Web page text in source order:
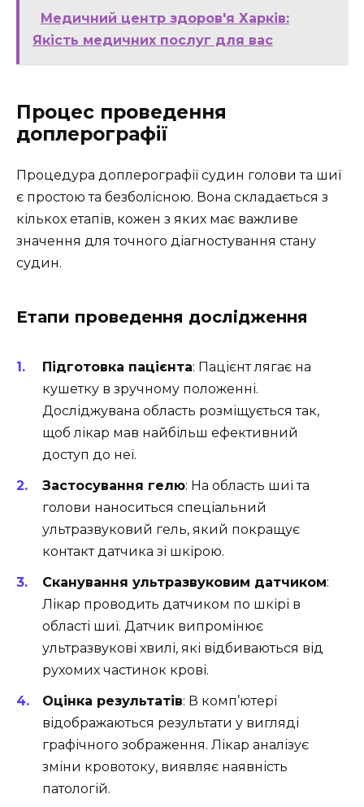
Медичний центр здоров'я Харків:
Якість медичних послуг для вас
Процес проведення
доплерографії
Процедура доплерографії судин голови та шиї
є простою та безболісною. Вона складається з
кількох етапів, кожен з яких має важливе
значення для точного діагностування стану
судин.
Етапи проведення дослідження
Підготовка пацієнта: Пацієнт лягає на
кушетку в зручному положенні.
Досліджувана область розміщується так,
щоб лікар мав найбільш ефективний
доступ до неї.
Застосування гелю: На область шиї та
голови наноситься спеціальний
ультразвуковий гель, який покращує
контакт датчика зі шкірою.
Сканування ультразвуковим датчиком:
Лікар проводить датчиком по шкірі в
області шиї. Датчик випромінює
ультразвукові хвилі, які відбиваються від
рухомих частинок крові.
Оцінка результатів: В комп’ютері
відображаються результати у вигляді
графічного зображення. Лікар аналізує
зміни кровотоку, виявляє наявність
патологій.